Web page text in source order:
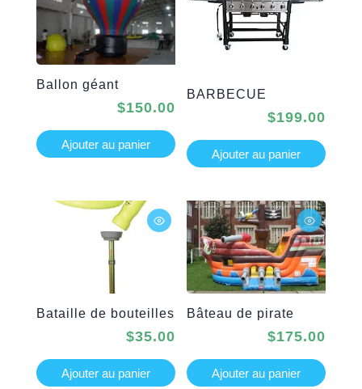
Ballon géant
$150.00
Ajouter au panier
BARBECUE
$199.00
Ajouter au panier
Bataille de bouteilles
$35.00
Ajouter au panier
Bâteau de pirate
$175.00
Ajouter au panier